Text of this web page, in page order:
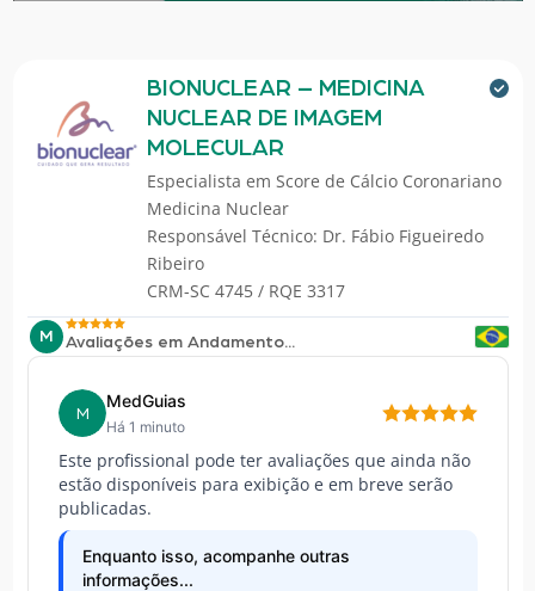
BIONUCLEAR – MEDICINA
NUCLEAR DE IMAGEM
MOLECULAR
Especialista em Score de Cálcio Coronariano
Medicina Nuclear
Responsável Técnico: Dr. Fábio Figueiredo
Ribeiro
CRM-SC 4745 / RQE 3317
M Avaliações em Andamento...
M
MedGuias
Há 1 minuto
Este profissional pode ter avaliações que ainda não
estão disponíveis para exibição e em breve serão
publicadas.
Enquanto isso, acompanhe outras
informações...